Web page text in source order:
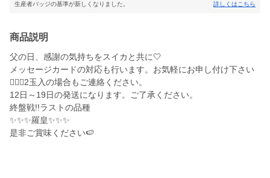
生産者バッジの基準が新しくなりました。 詳しくはこちら
商品説明
父の日、感謝の気持ちをスイカと共に🤍
メッセージカードの対応も行います。お気軽にお申し付け下さい
🙇🏻‍♀️2玉入の場合もご連絡ください。
12日～19日の発送になります。ご了承ください。
終盤戦!!ラストの品種
✨✨✨羅皇✨✨✨
是非ご賞味ください🍉